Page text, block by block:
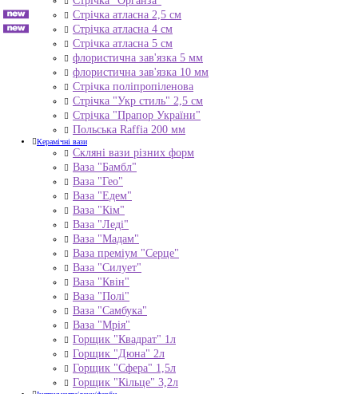
Стрічка атласна 2,5 см
Стрічка атласна 4 см
Стрічка атласна 5 см
флористична зав'язка 5 мм
флористична зав'язка 10 мм
Стрічка поліпропіленова
Стрічка "Укр стиль" 2,5 см
Стрічка "Прапор України"
Польська Raffia 200 мм
Керамічні вази
Скляні вази різних форм
Ваза "Бамбл"
Ваза "Гео"
Ваза "Едем"
Ваза "Кім"
Ваза "Леді"
Ваза "Мадам"
Ваза преміум "Серце"
Ваза "Силует"
Ваза "Квін"
Ваза "Полі"
Ваза "Самбука"
Ваза "Мрія"
Горщик "Квадрат" 1л
Горщик "Дюна" 2л
Горщик "Сфера" 1,5л
Горщик "Кільце" 3,2л